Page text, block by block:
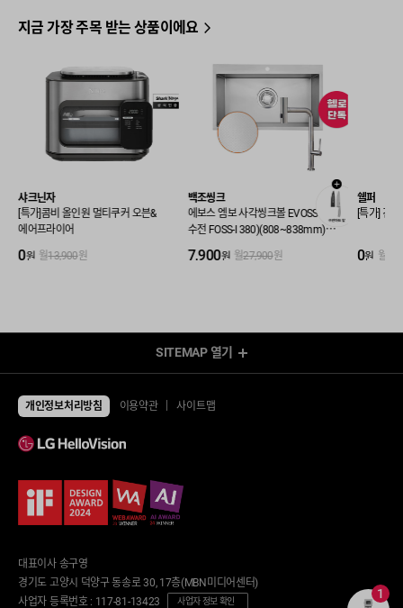
지금 가장 주목 받는 상품이에요
샤크닌자
[특가]콤비 올인원 멀티쿠커 오븐&
에어프라이어
0원 월13,900원
백조씽크
에보스 엠보 사각씽크볼 EVOSS (+
수전 FOSS-I 380)(808~838mm)
7,900원 월27,900원
쉘퍼
[특가] 건
0원 월
1
전체상품
에어컨
냉난방기/선풍기
가습기
업소용 에어컨
세탁기/건조기/청소기
세탁건조 패키지
세탁기
TV
안마의자
운동기구
SITEMAP 열기
개인정보처리방침 이용약관 사이트맵
대표이사 송구영
경기도 고양시 덕양구 동송로 30, 17층(MBN미디어센터)
사업자 등록번호 : 117-81-13423
사업자 정보 확인